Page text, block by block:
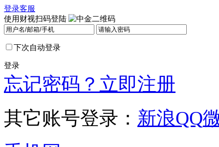
登录客服
使用财视扫码登陆
下次自动登录
登录
忘记密码？ 立即注册
其它账号登录： 新浪QQ